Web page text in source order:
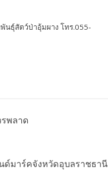
ธุ์สัตว์ป่าอุ้มผาง โทร.055-
พลาด
มาร์คจังหวัดอุบลราชธานี